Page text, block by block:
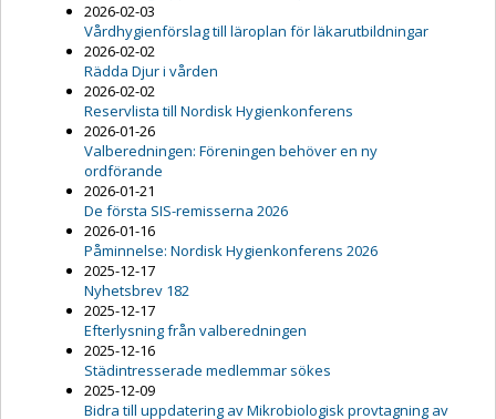
2026-02-03
Vårdhygienförslag till läroplan för läkarutbildningar
2026-02-02
Rädda Djur i vården
2026-02-02
Reservlista till Nordisk Hygienkonferens
2026-01-26
Valberedningen: Föreningen behöver en ny
ordförande
2026-01-21
De första SIS-remisserna 2026
2026-01-16
Påminnelse: Nordisk Hygienkonferens 2026
2025-12-17
Nyhetsbrev 182
2025-12-17
Efterlysning från valberedningen
2025-12-16
Städintresserade medlemmar sökes
2025-12-09
Bidra till uppdatering av Mikrobiologisk provtagning av